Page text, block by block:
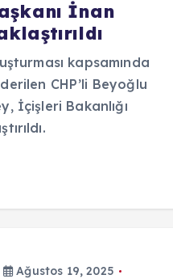
İnan
kapsamında
CHP’li Beyoğlu
İçişleri Bakanlığı
Ağustos 19, 2025